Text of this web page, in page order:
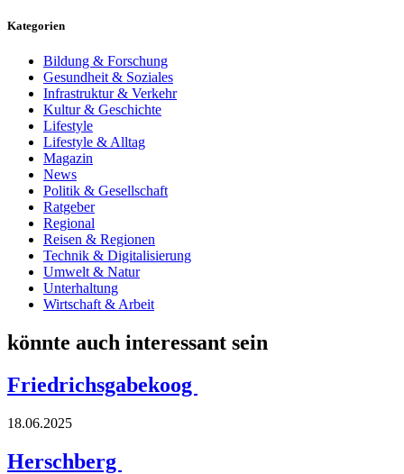
Kategorien
Bildung & Forschung
Gesundheit & Soziales
Infrastruktur & Verkehr
Kultur & Geschichte
Lifestyle
Lifestyle & Alltag
Magazin
News
Politik & Gesellschaft
Ratgeber
Regional
Reisen & Regionen
Technik & Digitalisierung
Umwelt & Natur
Unterhaltung
Wirtschaft & Arbeit
könnte auch interessant sein
Friedrichsgabekoog
18.06.2025
Herschberg